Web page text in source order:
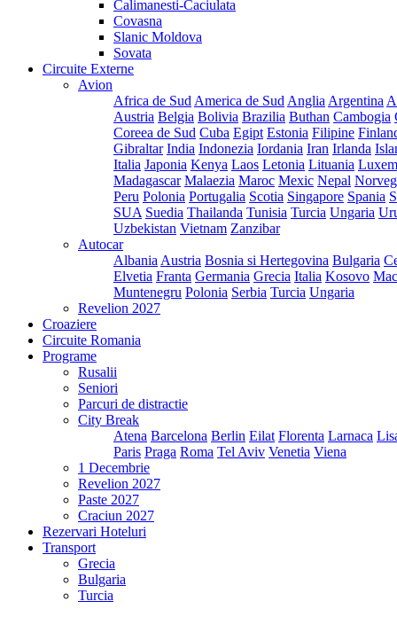
Calimanesti-Caciulata
Covasna
Slanic Moldova
Sovata
Circuite Externe
Avion
Africa de Sud America de Sud Anglia Argentina
Austria Belgia Bolivia Brazilia Buthan Cambogia
Coreea de Sud Cuba Egipt Estonia Filipine
Gibraltar India Indonezia Iordania Iran Irlanda
Italia Japonia Kenya Laos Letonia Lituania
Madagascar Malaezia Maroc Mexic Nepal
Peru Polonia Portugalia Scotia Singapore Spania
SUA Suedia Thailanda Tunisia Turcia Ungaria
Uzbekistan Vietnam Zanzibar
Autocar
Albania Austria Bosnia si Hertegovina Bulgaria
Elvetia Franta Germania Grecia Italia Kosovo
Muntenegru Polonia Serbia Turcia Ungaria
Revelion 2027
Croaziere
Circuite Romania
Programe
Rusalii
Seniori
Parcuri de distractie
City Break
Atena Barcelona Berlin Eilat Florenta Larnaca
Paris Praga Roma Tel Aviv Venetia Viena
1 Decembrie
Revelion 2027
Paste 2027
Craciun 2027
Rezervari Hoteluri
Transport
Grecia
Bulgaria
Turcia